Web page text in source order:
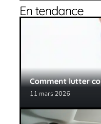
En tendance
Comment lutter
11 mars 2026